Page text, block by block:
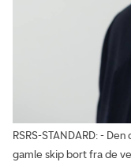
RSRS-STANDARD: -
gamle skip bort fra de